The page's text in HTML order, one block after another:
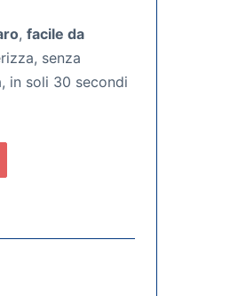
,facile da
senza
in soli 30 secondi